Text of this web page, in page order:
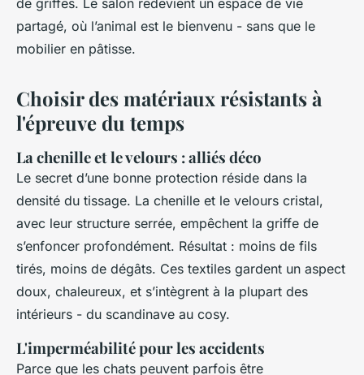
partagé, où l’animal est le bienvenu - sans que le
mobilier en pâtisse.
Choisir des matériaux résistants à
l'épreuve du temps
La chenille et le velours : alliés déco
Le secret d’une bonne protection réside dans la
densité du tissage. La chenille et le velours cristal,
avec leur structure serrée, empêchent la griffe de
s’enfoncer profondément. Résultat : moins de fils
tirés, moins de dégâts. Ces textiles gardent un aspect
doux, chaleureux, et s’intègrent à la plupart des
intérieurs - du scandinave au cosy.
L'imperméabilité pour les accidents
Parce que les chats peuvent parfois être